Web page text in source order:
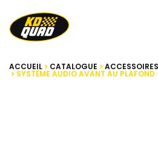
ACCUEIL CATALOGUE ACCESSOIRES
SYSTÈME AUDIO AVANT AU PLAFOND